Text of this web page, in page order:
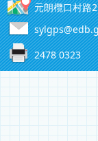
元朗欖口村路
2478 0323